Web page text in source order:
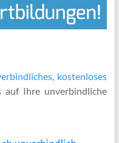
kostenloses
Ihre unverbindliche